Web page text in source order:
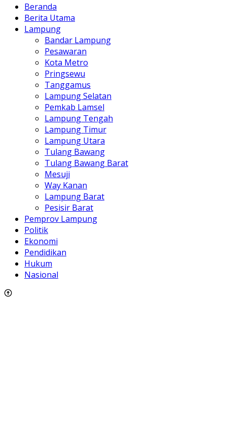
Beranda
Berita Utama
Lampung
Bandar Lampung
Pesawaran
Kota Metro
Pringsewu
Tanggamus
Lampung Selatan
Pemkab Lamsel
Lampung Tengah
Lampung Timur
Lampung Utara
Tulang Bawang
Tulang Bawang Barat
Mesuji
Way Kanan
Lampung Barat
Pesisir Barat
Pemprov Lampung
Politik
Ekonomi
Pendidikan
Hukum
Nasional